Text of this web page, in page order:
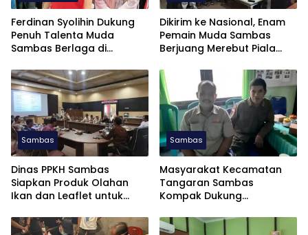
Ferdinan Syolihin Dukung
Penuh Talenta Muda
Sambas Berlaga di
Dikirim ke Nasional, Enam
Pemain Muda Sambas
Berjuang Merebut Piala
Jatim
Sambas
Dinas PPKH Sambas
Siapkan Produk Olahan
Ikan dan Leaflet untuk
Sambas
Masyarakat Kecamatan
Tangaran Sambas
Kompak Dukung
III untuk Perkuat Aspirasi